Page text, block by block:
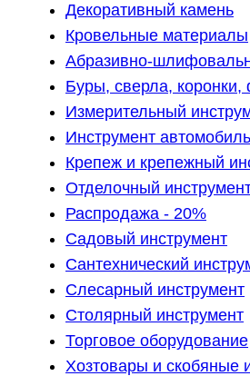
Декоративный камень
Кровельные материалы
Абразивно-
Буры, сверла, коронки,
Измерительный
Инструмент
Крепеж и крепежный
Отделочный
Распродажа - 20%
Садовый инструмент
Сантехнический
Слесарный инструмент
Столярный инструмент
Торговое оборудование
Хозтовары и скобяные